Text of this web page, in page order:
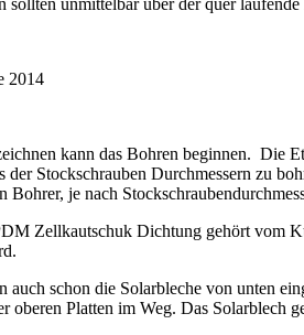
sollten unmittelbar über der quer
2014
kann das Bohren beginnen. Die
der Stockschrauben Durchmessern zu
Bohrer, je nach
Zellkautschuk Dichtung gehört vom
auch schon die Solarbleche von unten
oberen Platten im Weg. Das Solarblech